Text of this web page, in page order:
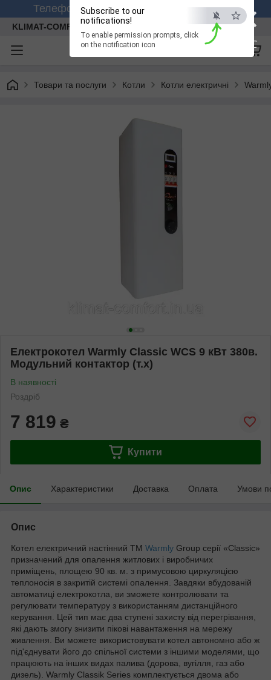
×
ESC
Subscribe to our
notifications!
To enable permission prompts, click
on the notification icon
Телефонуйте +380 (99) 158-26-56 (viber)
KLIMAT-COMFORT
Товари та послуги Котли Котли електричні
Електрокотел Warmly Classic WCS 9 кВт 380в.
Модульний контактор (т.х)
В наявності
Роздріб
7 819 ₴
Купити
Опис Характеристики Доставка Оплата Умови
Опис
Котел електричний настінний ТМ Warmly Group серії «Classic»
призначений для опалення житлових і виробничих
приміщень, площею 90 кв. м. з примусовою циркуляцією
теплоносія в закритій системі опалення. Завдяки вбудованій
автоматиці електрокотла, ви зможете контролювати та
регулювати температуру з використанням дистанційного
керування. Цей тип має два ступені захисту від перегрівання,
які дають змогу знизити пікові навантаження на мережу
живлення. Ви можете використовувати котел автономно або ж
під'єднувати його до спільної системи з іншими моделями, що
працюють на інших видах палива (дорова, вугілля, газ або
дизель). Warmly Classik Series комплектується двома або